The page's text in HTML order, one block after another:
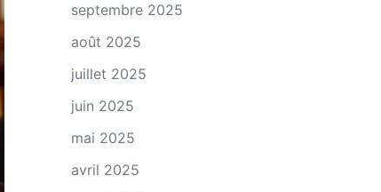
septembre 2025
août 2025
juillet 2025
juin 2025
mai 2025
avril 2025